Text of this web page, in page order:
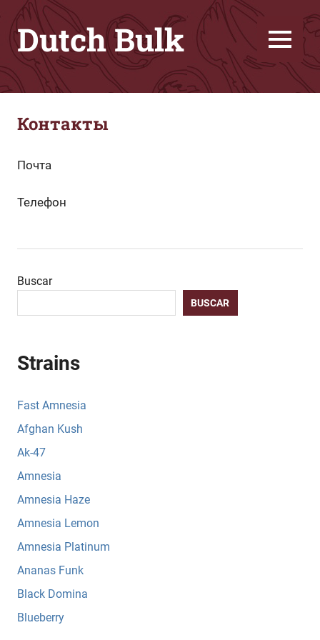
Saltar
contenido
Dutch Bulk
Семена
конопли
качества
деньги
MENÚ
Контакты
Почта
Телефон
Buscar
BUSCAR
Strains
Fast Amnesia
Afghan Kush
Ak-47
Amnesia
Amnesia Haze
Amnesia Lemon
Amnesia Platinum
Ananas Funk
Black Domina
Blueberry